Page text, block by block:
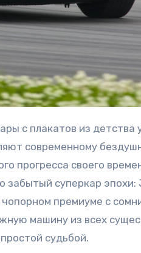
современному
прогресса своего
забытый суперкар эпохи:
премиуме с
машину из всех
судьбой.